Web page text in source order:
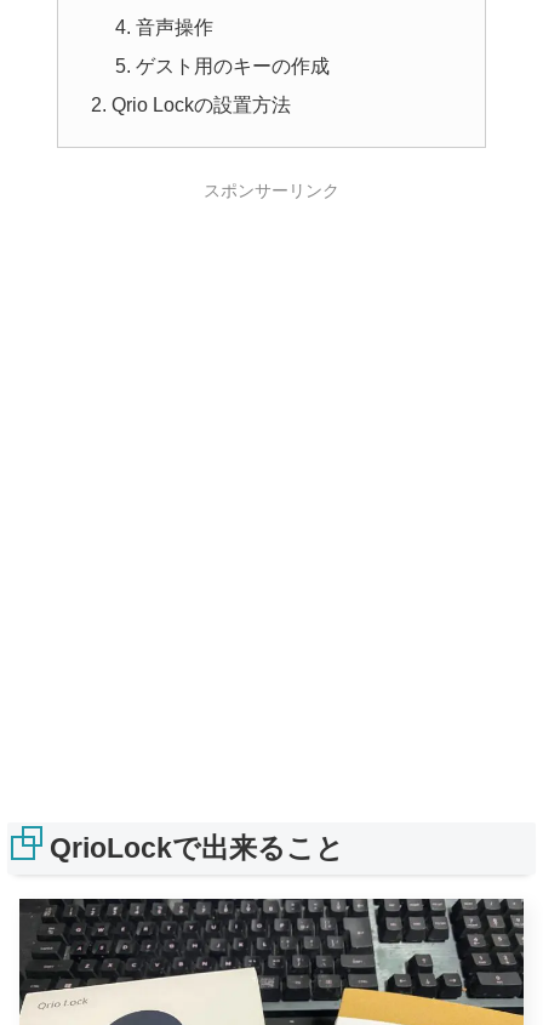
音声操作
ゲスト用のキーの作成
Qrio Lockの設置方法
スポンサーリンク
QrioLockで出来ること